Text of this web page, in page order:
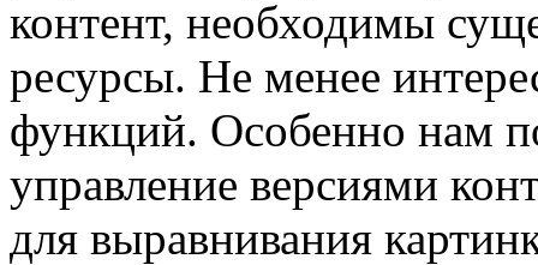
контент, необходимы
ресурсы. Не менее
функций. Особенно нам
управление версиями
для выравнивания